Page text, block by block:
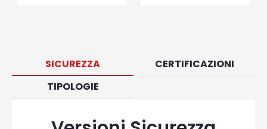
SICUREZZA
CERTIFICAZIONI
TIPOLOGIE